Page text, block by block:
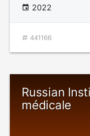
2022
441166
Russian
médicale